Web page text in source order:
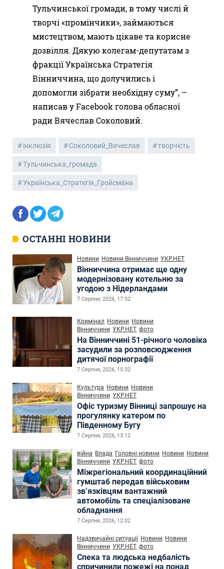
Тульчинської громади, в тому числі й
творчі «промінчики», займаються
мистецтвом, мають цікаве та корисне
дозвілля. Дякую колегам-депутатам з
фракції Українська Стратегія
Вінниччина, що долучились і
допомогли зібрати необхідну суму”, –
написав у Facebook голова обласної
ради Вячеслав Соколовий.
інклюзія Соколовий_Вячеслав творчість
Тульчинська_громада
Українська_Стратегія_Гройсмана
ОСТАННІ НОВИНИ
Новини Новини Вінниччини УКР.НЕТ
Вінниччина отримає ще одну
модернізовану котельню за
угодою з Нідерландами
7 Серпня, 2026, 17:52
Кримінал Новини Новини
Вінниччини УКР.НЕТ фото
На Вінниччині 51-річного чоловіка
засудили за розповсюдження
дитячої порнографії
7 Серпня, 2026, 15:32
Культура Новини Новини
Вінниччини УКР.НЕТ
Офіс туризму Вінниці запрошує на
прогулянку катером по
Південному Бугу
7 Серпня, 2026, 13:12
війна Влада Головні новини Новини Новини
Вінниччини УКР.НЕТ фото
Міжрегіональний координаційний
гумштаб передав військовим
зв’язківцям вантажний
автомобіль та спеціалізоване
обладнання
7 Серпня, 2026, 12:02
Надзвичайні ситуації Новини Новини
Вінниччини УКР.НЕТ фото
Спека та людська недбалість
спричинили пожежі на понад